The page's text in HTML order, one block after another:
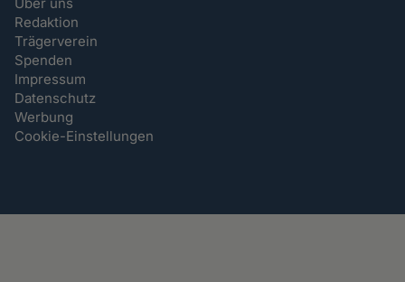
Redaktion
Trägerverein
Spenden
Impressum
Datenschutz
Werbung
Cookie-Einstellungen